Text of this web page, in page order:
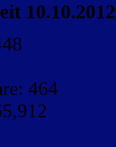
10.10.2012
464